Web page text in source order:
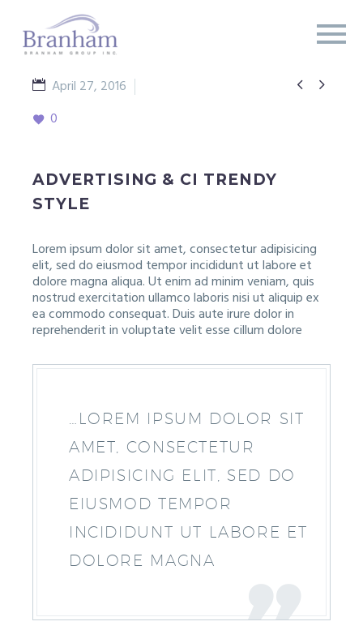
 
April 27, 2016
0
ADVERTISING & CI TRENDY
STYLE
Lorem ipsum dolor sit amet, consectetur adipisicing
elit, sed do eiusmod tempor incididunt ut labore et
dolore magna aliqua. Ut enim ad minim veniam, quis
nostrud exercitation ullamco laboris nisi ut aliquip ex
ea commodo consequat. Duis aute irure dolor in
reprehenderit in voluptate velit esse cillum dolore
…LOREM IPSUM DOLOR SIT
AMET, CONSECTETUR
ADIPISICING ELIT, SED DO
EIUSMOD TEMPOR
INCIDIDUNT UT LABORE ET
DOLORE MAGNA